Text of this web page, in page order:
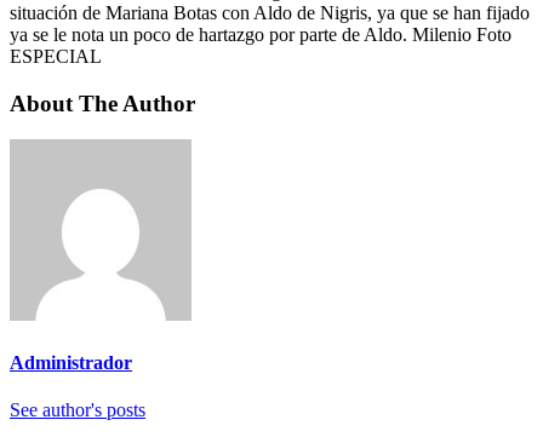
situación de Mariana Botas con Aldo de Nigris, ya que se han fijado
ya se le nota un poco de hartazgo por parte de Aldo. Milenio Foto
ESPECIAL
About The Author
Administrador
See author's posts